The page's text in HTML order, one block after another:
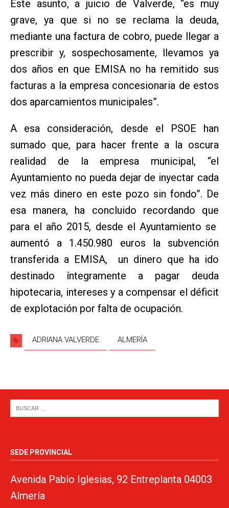
Este asunto, a juicio de Valverde, “es muy
grave, ya que si no se reclama la deuda,
mediante una factura de cobro, puede llegar a
prescribir y, sospechosamente, llevamos ya
dos años en que EMISA no ha remitido sus
facturas a la empresa concesionaria de estos
dos aparcamientos municipales”.
A esa consideración, desde el PSOE han
sumado que, para hacer frente a la oscura
realidad de la empresa municipal, “el
Ayuntamiento no pueda dejar de inyectar cada
vez más dinero en este pozo sin fondo”. De
esa manera, ha concluido recordando que
para el año 2015, desde el Ayuntamiento se
aumentó a 1.450.980 euros la subvención
transferida a EMISA, un dinero que ha ido
destinado íntegramente a pagar deuda
hipotecaria, intereses y a compensar el déficit
de explotación por falta de ocupación.
ADRIANA VALVERDE ALMERÍA
SEDE PROVINCIAL
Avenida Pablo Iglesias, 92 Entreplanta 04003
Almería